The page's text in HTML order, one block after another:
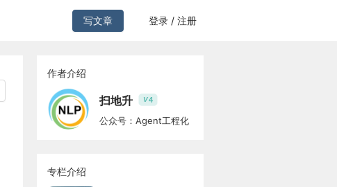
写文章 登录 / 注册
作者介绍
扫地升 V4
公众号：Agent工程化
专栏介绍